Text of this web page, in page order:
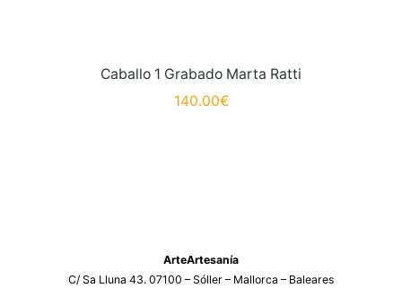
Caballo 1 Grabado Marta Ratti
140.00€
ArteArtesanía
C/ Sa Lluna 43. 07100 – Sóller – Mallorca – Baleares